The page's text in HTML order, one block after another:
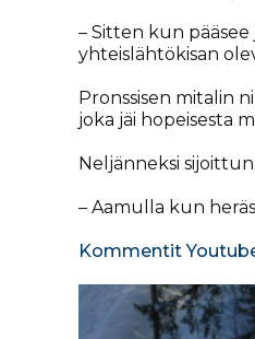
– Sitten kun
yhteislähtökisan
Pronssisen mitalin
joka jäi hopeisesta
Neljänneksi
– Aamulla kun
Kommentit